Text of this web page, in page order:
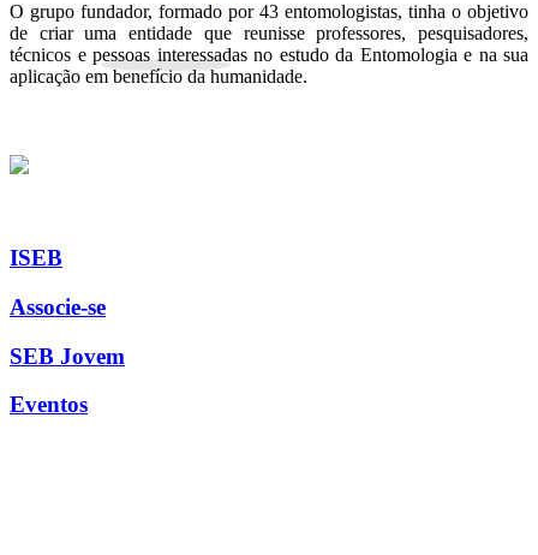
O grupo fundador, formado por 43 entomologistas, tinha o objetivo
de criar uma entidade que reunisse professores, pesquisadores,
técnicos e pessoas interessadas no estudo da Entomologia e na sua
aplicação em benefício da humanidade.
ISEB
Associe-se
SEB Jovem
Eventos